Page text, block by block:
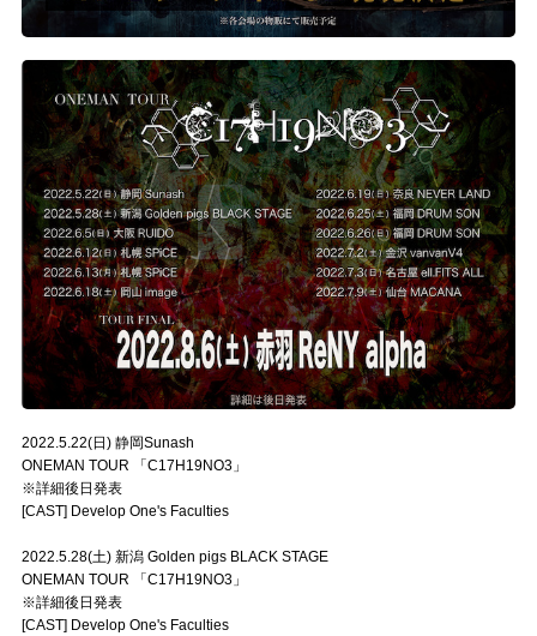
2022.5.22(日) 静岡Sunash
ONEMAN TOUR 「C17H19NO3」
※詳細後日発表
[CAST] Develop One's Faculties
2022.5.28(土) 新潟 Golden pigs BLACK STAGE
ONEMAN TOUR 「C17H19NO3」
※詳細後日発表
[CAST] Develop One's Faculties